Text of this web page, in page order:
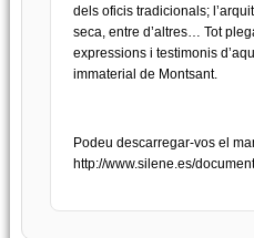
dels oficis tradicionals;
seca, entre d’altres… Tot
expressions i testimonis
immaterial de Montsant.
Podeu descarregar-vos el
http://www.silene.es/